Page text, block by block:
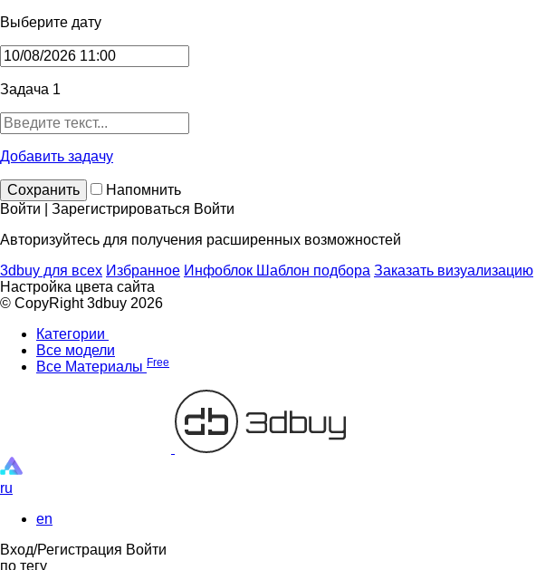
Выберите дату
Задача 1
Добавить задачу
Сохранить
Напомнить
Войти | Зарегистрироваться Войти
Авторизуйтесь для получения расширенных возможностей
3dbuy для всех Избранное Инфоблок Шаблон подбора Заказать визуализацию
Настройка цвета сайта
© CopyRight 3dbuy 2026
Категории
Все модели
Все Материалы Free
ru
en
Вход/Регистрация Войти
по тегу